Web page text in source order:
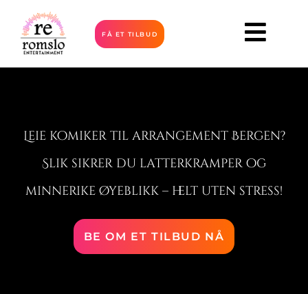
FÅ ET TILBUD
Leie komiker til arrangement Bergen?
Slik sikrer du latterkramper og
minnerike øyeblikk – helt uten stress!
BE OM ET TILBUD NÅ